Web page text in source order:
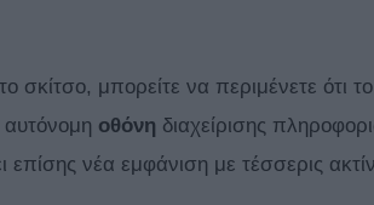
σκίτσο, μπορείτε να περιμένετε ότι το
αυτόνομη οθόνη διαχείρισης
επίσης νέα εμφάνιση με τέσσερις